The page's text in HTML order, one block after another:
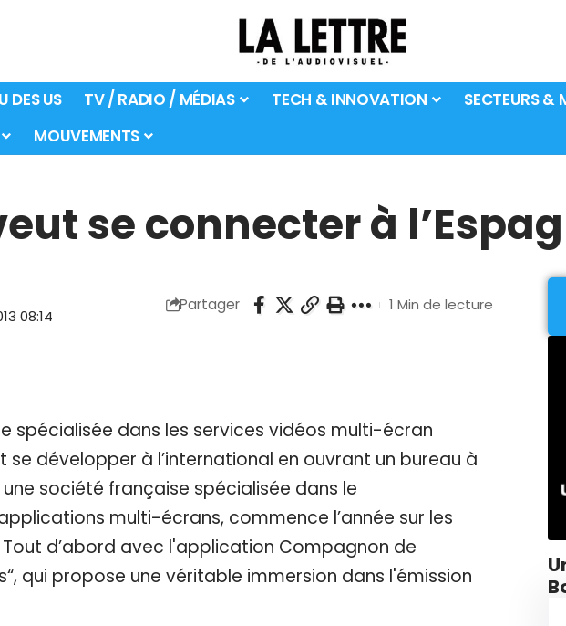
DES US TV / RADIO / MÉDIAS TECH & INNOVATION
SECTEURS &
MOUVEMENTS
se connecter à
08:14
Partager 1 Min de lecture
spécialisée dans les services vidéos multi-écran
développer à l’international en ouvrant un bureau à
société française spécialisée dans le
multi-écrans, commence l’année sur les
d’abord avec l'application Compagnon de
qui propose une véritable immersion dans l'émission